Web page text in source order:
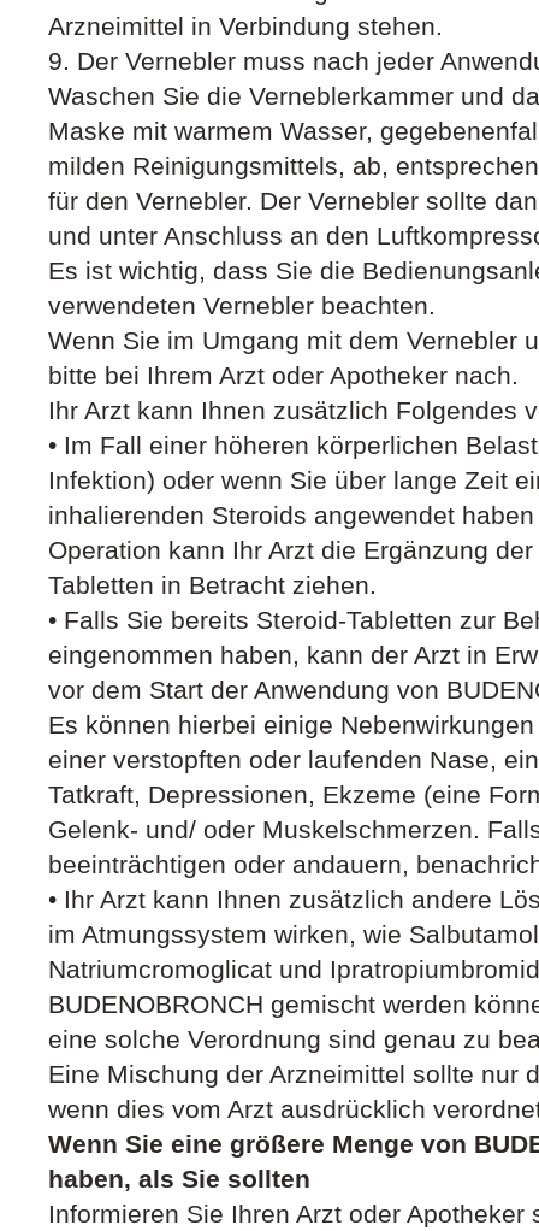
Arzneimittel in Verbindung stehen.
9. Der Vernebler muss nach jeder
Waschen Sie die Verneblerkammer und
Maske mit warmem Wasser,
milden Reinigungsmittels, ab,
für den Vernebler. Der Vernebler sollte
und unter Anschluss an den
Es ist wichtig, dass Sie die
verwendeten Vernebler beachten.
Wenn Sie im Umgang mit dem Vernebler
bitte bei Ihrem Arzt oder Apotheker nach.
Ihr Arzt kann Ihnen zusätzlich Folgendes
• Im Fall einer höheren körperlichen
Infektion) oder wenn Sie über lange Zeit
inhalierenden Steroids angewendet
Operation kann Ihr Arzt die Ergänzung
Tabletten in Betracht ziehen.
• Falls Sie bereits Steroid-Tabletten zur
eingenommen haben, kann der Arzt in
vor dem Start der Anwendung von
Es können hierbei einige
einer verstopften oder laufenden Nase,
Tatkraft, Depressionen, Ekzeme (eine
Gelenk- und/ oder Muskelschmerzen.
beeinträchtigen oder andauern,
• Ihr Arzt kann Ihnen zusätzlich andere
im Atmungssystem wirken, wie
Natriumcromoglicat und
BUDENOBRONCH gemischt werden
eine solche Verordnung sind genau zu
Eine Mischung der Arzneimittel sollte nur
wenn dies vom Arzt ausdrücklich
Wenn Sie eine größere Menge von
haben, als Sie sollten
Informieren Sie Ihren Arzt oder